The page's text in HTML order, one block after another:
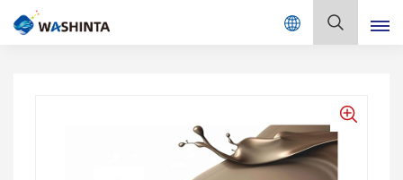
Mix Color Online
Français